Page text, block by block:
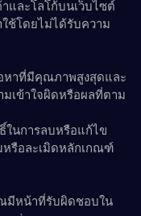
าและโลโก้บนเว็บไซต์
ช้โดยไม่ได้รับความ
หาที่มีคุณภาพสูงสุดและ
เข้าใจผิดหรือผลที่ตาม
ในการลบหรือแก้ไข
หรือละเมิดหลักเกณฑ์
มีหน้าที่รับผิดชอบใน